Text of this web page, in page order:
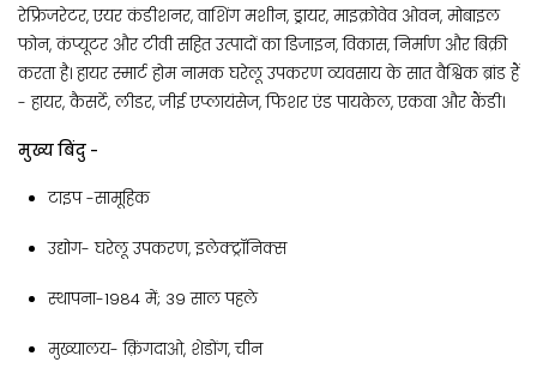
रेफ्रिजरेटर, एयर कंडीशनर, वाशिंग मशीन, ड्रायर, माइक्रोवेव ओवन, मोबाइल
फोन, कंप्यूटर और टीवी सहित उत्पादों का डिजाइन, विकास, निर्माण और बिक्री
करता है। हायर स्मार्ट होम नामक घरेलू उपकरण व्यवसाय के सात वैश्विक ब्रांड हैं
- हायर, कैसर्टे, लीडर, जीई एप्लायंसेज, फिशर एंड पायकेल, एकवा और कैंडी।
मुख्य बिंदु -
टाइप -सामूहिक
उद्योग- घरेलू उपकरण, इलेक्ट्रॉनिक्स
स्थापना-1984 में; 39 साल पहले
मुख्यालय- क़िंगदाओ, शेडोंग, चीन